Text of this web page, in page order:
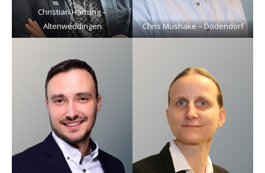
Christian Hartung –
Altenweddingen
Chris Mushake – Dodendorf